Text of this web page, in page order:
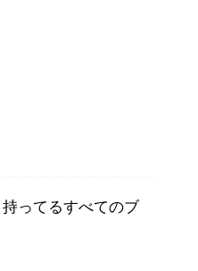
ってるすべてのブ